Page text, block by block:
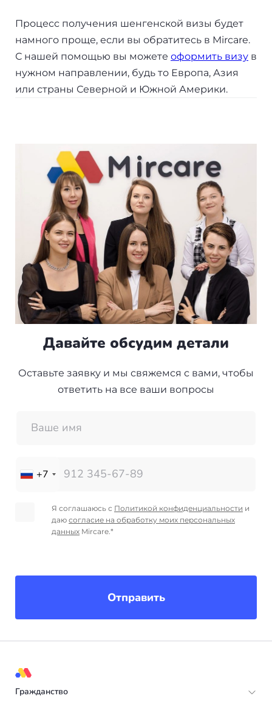
Процесс получения шенгенской визы будет
намного проще, если вы обратитесь в Mircare.
С нашей помощью вы можете оформить визу в
нужном направлении, будь то Европа, Азия
или страны Северной и Южной Америки.
Давайте обсудим детали
Оставьте заявку и мы свяжемся с вами, чтобы
ответить на все ваши вопросы
+7
Я соглашаюсь с Политикой конфиденциальности и
даю согласие на обработку моих персональных
данных Mircare.*
Отправить
Гражданство